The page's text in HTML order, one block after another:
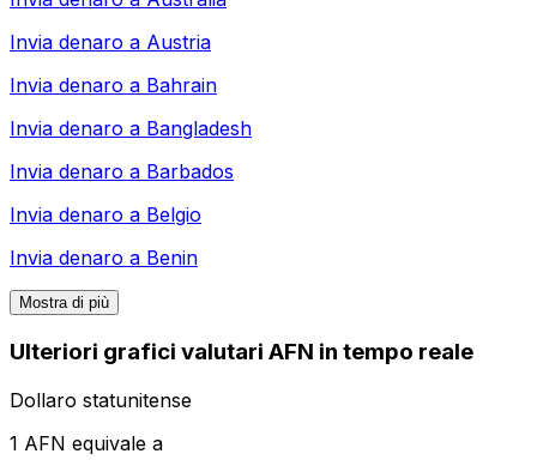
Invia denaro a Austria
Invia denaro a Bahrain
Invia denaro a Bangladesh
Invia denaro a Barbados
Invia denaro a Belgio
Invia denaro a Benin
Mostra di più
Ulteriori grafici valutari AFN in tempo reale
Dollaro statunitense
1 AFN equivale a